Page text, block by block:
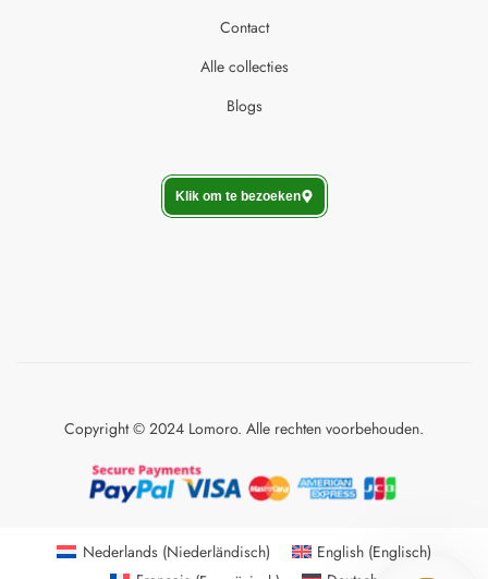
Contact
Alle collecties
Blogs
Klik om te bezoeken
Copyright © 2024 Lomoro. Alle rechten voorbehouden.
Nederlands(Niederländisch) English (Englisch)